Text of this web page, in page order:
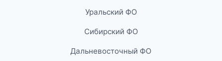
Уральский ФО
Сибирский ФО
Дальневосточный ФО